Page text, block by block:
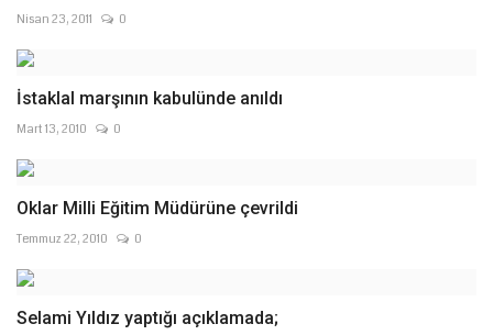
Nisan 23, 2011 0
İstaklal marşının kabulünde anıldı
Mart 13, 2010 0
Oklar Milli Eğitim Müdürüne çevrildi
Temmuz 22, 2010 0
Selami Yıldız yaptığı açıklamada;